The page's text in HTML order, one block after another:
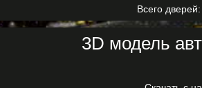
Всего
3D модель